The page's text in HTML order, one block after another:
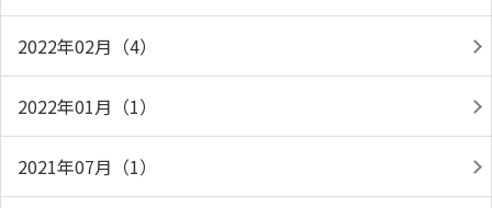
2022年02月（4）
2022年01月（1）
2021年07月（1）